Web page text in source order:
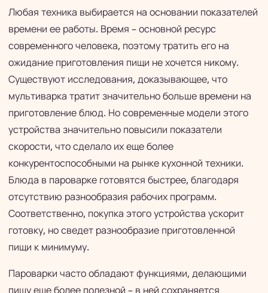
Любая техника выбирается на основании показателей
времени ее работы. Время – основной ресурс
современного человека, поэтому тратить его на
ожидание приготовления пищи не хочется никому.
Существуют исследования, доказывающее, что
мультиварка тратит значительно больше времени на
приготовление блюд. Но современные модели этого
устройства значительно повысили показатели
скорости, что сделало их еще более
конкурентоспособными на рынке кухонной техники.
Блюда в пароварке готовятся быстрее, благодаря
отсутствию разнообразия рабочих программ.
Соответственно, покупка этого устройства ускорит
готовку, но сведет разнообразие приготовленной
пищи к минимуму.
Пароварки часто обладают функциями, делающими
пищу еще более полезной – в ней сохраняется